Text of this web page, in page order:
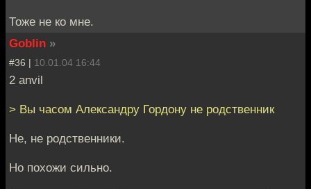
Тоже не ко мне.
Goblin »
#36 | 10.01.04 16:44
2 anvil
> Вы часом Александру Гордону не родственник
Не, не родственники.
Но похожи сильно.